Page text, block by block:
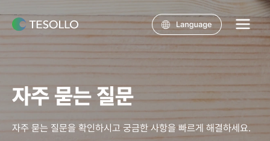
건너뛰기
Main
Menu
자주 묻는 질문
자주 묻는 질문을 확인하시고 궁금한 사항을 빠르게 해결하세요.